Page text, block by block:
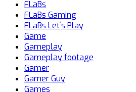
FLaBs
FLaBs Gaming
FLaBs Let´s Play
Game
Gameplay
Gameplay footage
Gamer
Gamer Guy
Games